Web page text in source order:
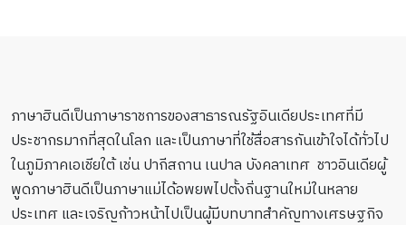
ภาษาฮินดีเป็นภาษาราชการของสาธารณรัฐอินเดียประเทศที่มี
ประชากรมากที่สุดในโลก และเป็นภาษาที่ใช้สื่อสารกันเข้าใจได้ทั่วไป
ในภูมิภาคเอเชียใต้ เช่น ปากีสถาน เนปาล บังคลาเทศ ชาวอินเดียผู้
พูดภาษาฮินดีเป็นภาษาแม่ได้อพยพไปตั้งถิ่นฐานใหม่ในหลาย
ประเทศ และเจริญก้าวหน้าไปเป็นผู้มีบทบาทสำคัญทางเศรษฐกิจ